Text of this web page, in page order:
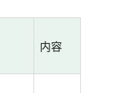
内容